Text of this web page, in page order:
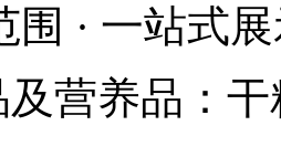
· 一站式
及营养品：